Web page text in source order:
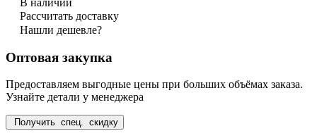
Рассчитать доставку
Нашли дешевле?
Оптовая закупка
Предоставляем выгодные цены при больших объёмах заказа.
Узнайте детали у менеджера
Получить спец. скидку